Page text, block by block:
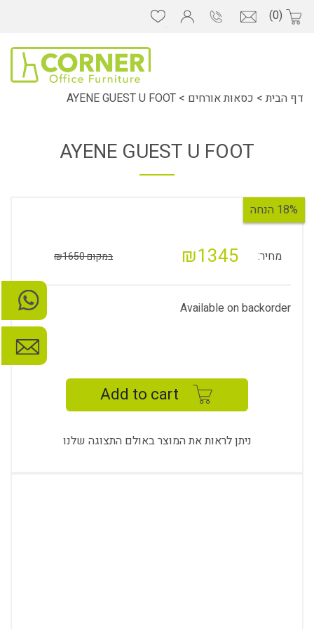
(0)
דף הבית > כסאות אורחים >
AYENE GUEST U FOOT
AYENE GUEST U FOOT
18% הנחה
מחיר: ₪1345 במקום ₪1650
Available on backorder
Add to cart
ניתן לראות את המוצר באולם התצוגה שלנו